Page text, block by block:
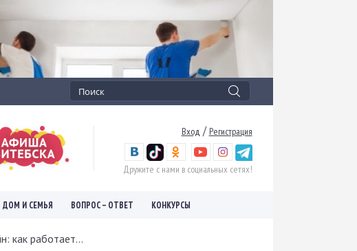
Вход / Регистрация
Дружите с нами в социальных сетях!
ДОМ И СЕМЬЯ ВОПРОС – ОТВЕТ КОНКУРСЫ
как работает...